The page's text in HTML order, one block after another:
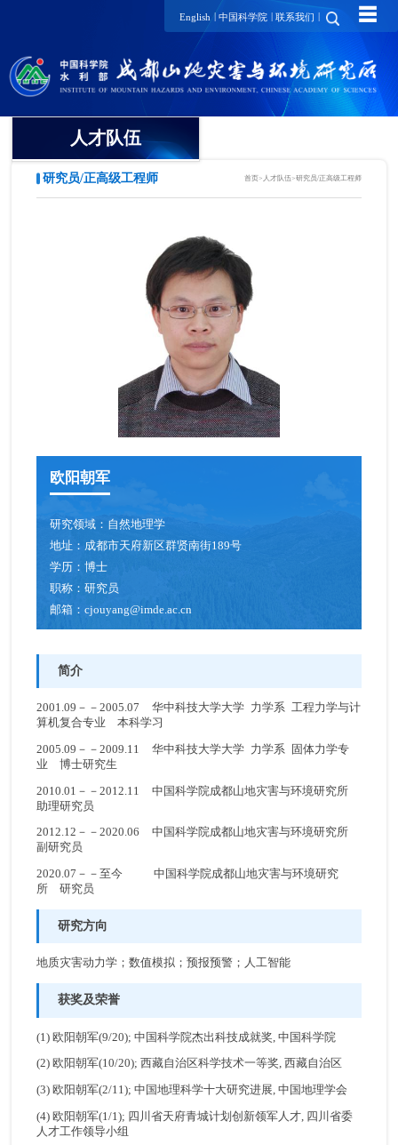
English | 中国科学院 | 联系我们 | ☰
人才队伍
院士
研究员/正高级工程师
副研究员/高级工程师
青年创新促进会成员
博士后
研究员/正高级工程师 首页> 人才队伍>研究员/正高级工程师
欧阳朝军
研究领域： 自然地理学
地址： 成都市天府新区群贤南街189号
学历：博士
职称：研究员
邮箱：cjouyang@imde.ac.cn
简介
2001.09－－2005.07 华中科技大学大学 力学系 工程力学与计
算机复合专业 本科学习
2005.09－－2009.11 华中科技大学大学 力学系 固体力学专
业 博士研究生
2010.01－－2012.11 中国科学院成都山地灾害与环境研究所
助理研究员
2012.12－－2020.06 中国科学院成都山地灾害与环境研究所
副研究员
2020.07－－至今 中国科学院成都山地灾害与环境研究
所 研究员
研究方向
地质灾害动力学；数值模拟；预报预警；人工智能
获奖及荣誉
(1) 欧阳朝军(9/20); 中国科学院杰出科技成就奖, 中国科学院
(2) 欧阳朝军(10/20); 西藏自治区科学技术一等奖, 西藏自治区
(3) 欧阳朝军(2/11); 中国地理科学十大研究进展, 中国地理学会
(4) 欧阳朝军(1/1); 四川省天府青城计划创新领军人才, 四川省委
人才工作领导小组